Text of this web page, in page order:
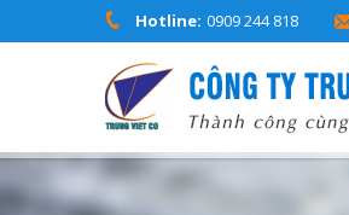
Hotline: 0909 244 818